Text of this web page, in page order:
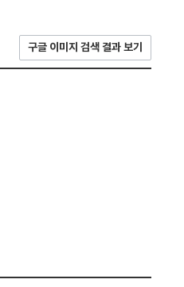
구글 이미지 검색 결과 보기